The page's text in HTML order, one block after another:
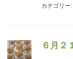
カテゴリー:
６月２